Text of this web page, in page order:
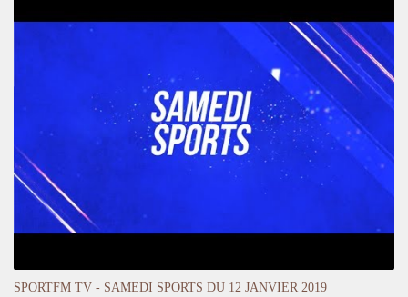
SPORTFM TV - SAMEDI SPORTS DU 12 JANVIER 2019